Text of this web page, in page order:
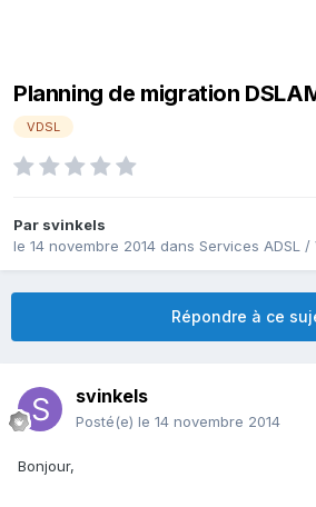
Planning de migration
VDSL
Par svinkels
le 14 novembre 2014 dans Services ADSL /
Répondre à ce
svinkels
Posté(e) le 14 novembre 2014
Bonjour,